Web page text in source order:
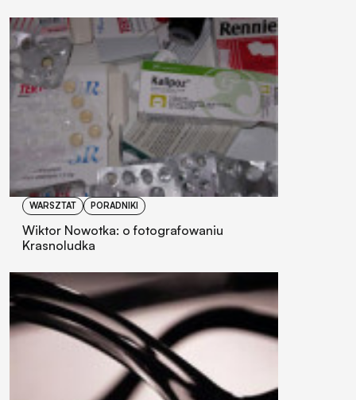
WARSZTAT PORADNIKI
Wiktor Nowotka: o fotografowaniu
Krasnoludka